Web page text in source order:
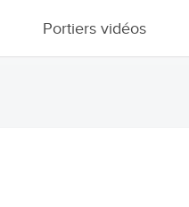
Portiers vidéos